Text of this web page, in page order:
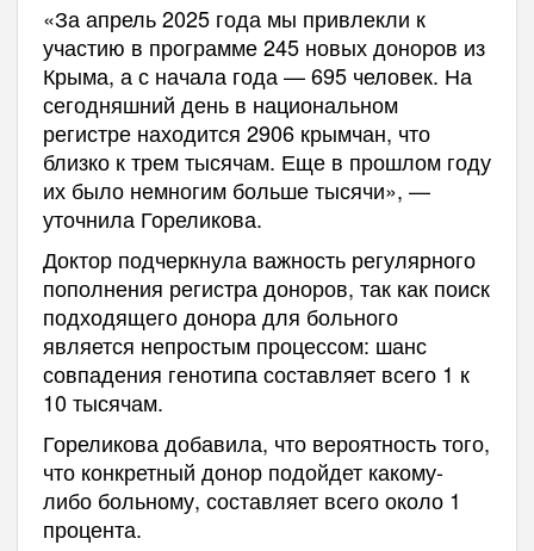
«За апрель 2025 года мы привлекли к
участию в программе 245 новых доноров из
Крыма, а с начала года — 695 человек. На
сегодняшний день в национальном
регистре находится 2906 крымчан, что
близко к трем тысячам. Еще в прошлом году
их было немногим больше тысячи», —
уточнила Гореликова.
Доктор подчеркнула важность регулярного
пополнения регистра доноров, так как поиск
подходящего донора для больного
является непростым процессом: шанс
совпадения генотипа составляет всего 1 к
10 тысячам.
Гореликова добавила, что вероятность того,
что конкретный донор подойдет какому-
либо больному, составляет всего около 1
процента.